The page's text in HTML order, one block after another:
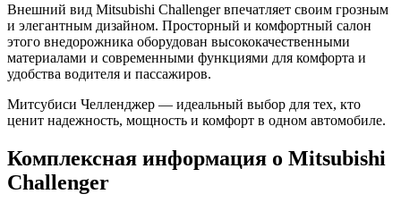
Внешний вид Mitsubishi Challenger впечатляет своим грозным
и элегантным дизайном. Просторный и комфортный салон
этого внедорожника оборудован высококачественными
материалами и современными функциями для комфорта и
удобства водителя и пассажиров.
Митсубиси Челленджер — идеальный выбор для тех, кто
ценит надежность, мощность и комфорт в одном автомобиле.
Комплексная информация о Mitsubishi
Challenger